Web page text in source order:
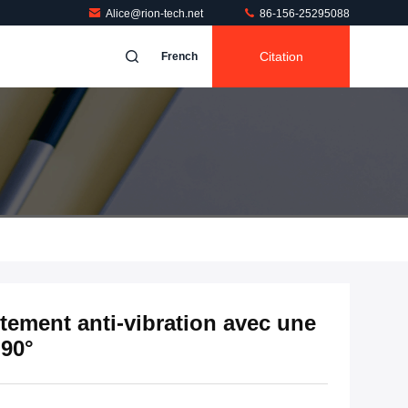
Alice@rion-tech.net 86-156-25295088
French Citation
anti-vibration avec une